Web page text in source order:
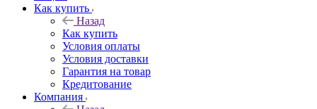
Как купить
Назад
Как купить
Условия оплаты
Условия доставки
Гарантия на товар
Кредитование
Компания